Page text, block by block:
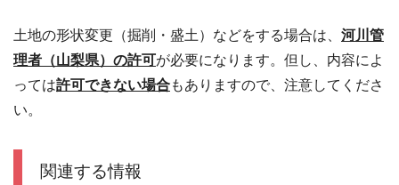
土地の形状変更（掘削・盛土）などをする場合は、 河川管
理者（山梨県）の許可が必要になります。但し、内容によ
っては許可できない場合もありますので、注意してくださ
い。
関連する情報